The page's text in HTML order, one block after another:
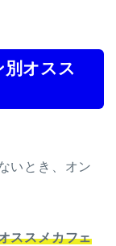
オスス
いとき、オン
ススメカフェ